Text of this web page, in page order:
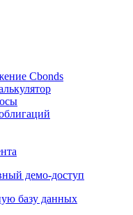
Cbonds
демо-доступ
базу данных